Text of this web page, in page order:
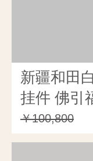
新疆和田
挂件 佛引
￥100,800